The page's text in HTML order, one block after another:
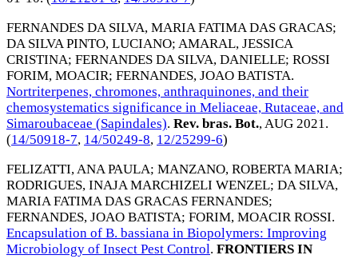
FERNANDES DA SILVA, MARIA FATIMA DAS GRACAS;
DA SILVA PINTO, LUCIANO; AMARAL, JESSICA
CRISTINA; FERNANDES DA SILVA, DANIELLE; ROSSI
FORIM, MOACIR; FERNANDES, JOAO BATISTA.
Nortriterpenes, chromones, anthraquinones, and their
chemosystematics significance in Meliaceae, Rutaceae, and
Simaroubaceae (Sapindales). Rev. bras. Bot.,AUG 2021.
(14/50918-7, 14/50249-8, 12/25299-6)
FELIZATTI, ANA PAULA; MANZANO, ROBERTA MARIA;
RODRIGUES, INAJA MARCHIZELI WENZEL; DA SILVA,
MARIA FATIMA DAS GRACAS FERNANDES;
FERNANDES, JOAO BATISTA; FORIM, MOACIR ROSSI.
Encapsulation of B. bassiana in Biopolymers: Improving
Microbiology of Insect Pest Control. FRONTIERS IN